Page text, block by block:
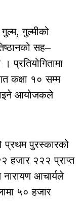
गुल्मीको
सह–
प्रतियोगितामा
कक्षा १० सम्म
आयोजकले
प्रथम पुरस्कारको
हजार २२२ प्राप्त
नारायण आचार्यले
५० हजार